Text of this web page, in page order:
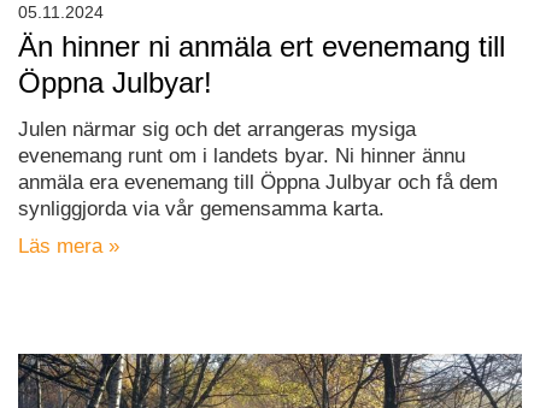
Än hinner ni anmäla ert evenemang till
Öppna Julbyar!
Julen närmar sig och det arrangeras mysiga
evenemang runt om i landets byar. Ni hinner ännu
anmäla era evenemang till Öppna Julbyar och få dem
synliggjorda via vår gemensamma karta.
Läs mera »
05.11.2024